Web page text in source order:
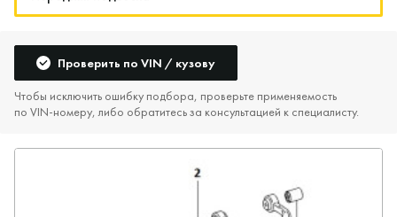
Проверить по VIN / кузову
Чтобы исключить ошибку подбора, проверьте применяемость
по VIN‑номеру, либо обратитесь за консультацией к специалисту.